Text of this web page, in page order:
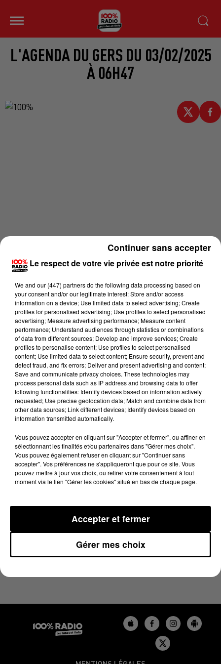
L'AGENDA DU GERS DU 03/02/2025
À 06H47
Lecture (1 min 14 sec)
100%
3 février 2025 - 1 min 14 sec
L'AGENDA DU GERS DU 03/02/2025 À 06H47
Le respect de votre vie privée est notre priorité
We and our (447) partnersdo the following data processing based on
your consent and/or our legitimate interest: Store and/or access
information on a device; Use limited data to select advertising; Create
profiles for personalised advertising; Use profiles to select personalised
advertising; Measure advertising performance; Measure content
performance; Understand audiences through statistics or combinations
of data from different sources; Develop and improve services; Create
profiles to personalise content; Use profiles to select personalised
content; Use limited data to select content; Ensure security, prevent and
detect fraud, and fix errors; Deliver and present advertising and content;
Save and communicate privacy choices. These technologies may
process personal data such as IP address and browsing data to offer
following functionalities: Identify devices based on information actively
requested; Use precise geolocation data; Match and combine data from
other data sources; Link different devices; Identify devices based on
information transmitted automatically.
Vous pouvez accepter en cliquant sur "Accepter et fermer", ou affiner en
sélectionnant les finalités et/ou partenaires dans "Gérer mes choix".
Vous pouvez également refuser en cliquant sur "Continuer sans
accepter". Vos préférences ne s'appliqueront que pour ce site. Vous
pouvez mettre à jour vos choix, ou retirer votre consentement à tout
moment via le lien "Gérer les cookies" situé en bas de chaque page.
Gérer mes choix
Accepter et fermer
Continuer sans accepter